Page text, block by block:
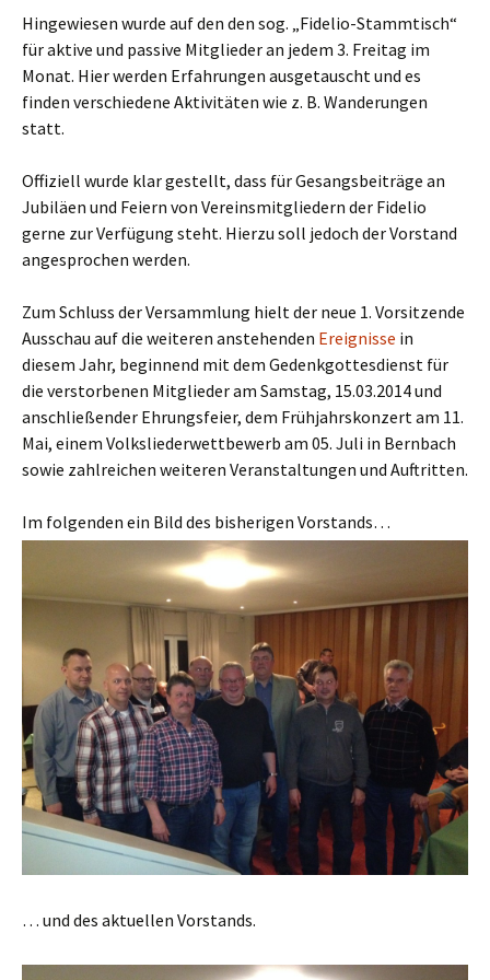
Hingewiesen wurde auf den den sog. „Fidelio-Stammtisch“
für aktive und passive Mitglieder an jedem 3. Freitag im
Monat. Hier werden Erfahrungen ausgetauscht und es
finden verschiedene Aktivitäten wie z. B. Wanderungen
statt.
Offiziell wurde klar gestellt, dass für Gesangsbeiträge an
Jubiläen und Feiern von Vereinsmitgliedern der Fidelio
gerne zur Verfügung steht. Hierzu soll jedoch der Vorstand
angesprochen werden.
Zum Schluss der Versammlung hielt der neue 1. Vorsitzende
Ausschau auf die weiteren anstehenden Ereignisse in
diesem Jahr, beginnend mit dem Gedenkgottesdienst für
die verstorbenen Mitglieder am Samstag, 15.03.2014 und
anschließender Ehrungsfeier, dem Frühjahrskonzert am 11.
Mai, einem Volksliederwettbewerb am 05. Juli in Bernbach
sowie zahlreichen weiteren Veranstaltungen und Auftritten.
Im folgenden ein Bild des bisherigen Vorstands…
… und des aktuellen Vorstands.